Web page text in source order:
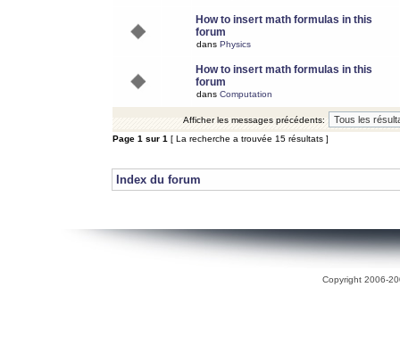
How to insert math formulas in this
forum
dans Physics
How to insert math formulas in this
forum
dans Computation
Afficher les messages précédents:
Page 1 sur 1 [ La recherche a trouvée 15 résultats ]
Index du forum
Copyright 2006-